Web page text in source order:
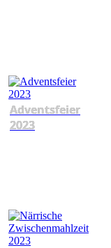
Adventsfeier
2023